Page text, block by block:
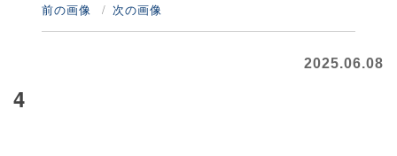
前の画像 次の画像
2025.06.08
4